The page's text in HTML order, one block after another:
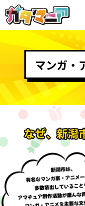
マンガ・
なぜ、新潟